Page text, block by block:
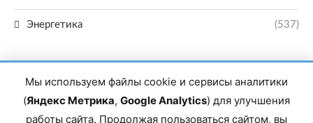
Энергетика (537)
Мы используем файлы cookie и сервисы аналитики
(Яндекс Метрика, Google Analytics) для улучшения
работы сайта. Продолжая пользоваться сайтом, вы